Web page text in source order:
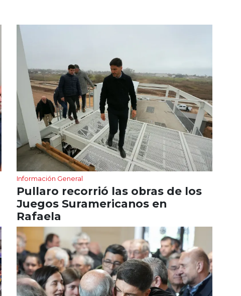
Información General
Pullaro recorrió las obras de los
Juegos Suramericanos en
Rafaela